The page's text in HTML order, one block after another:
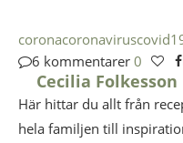
coronacoronavirus
6 kommentarer 0
Cecilia Folkesson
Här hittar du allt från
hela familjen till